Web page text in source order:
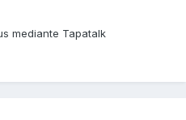
mediante Tapatalk